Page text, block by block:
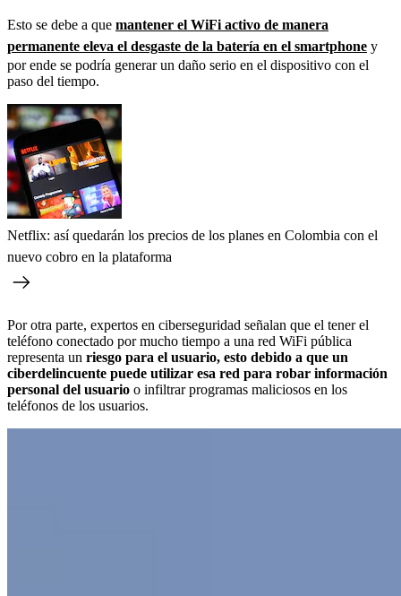
Esto se debe a que mantener el WiFi activo de manera
permanente eleva el desgaste de la batería en el smartphone y
por ende se podría generar un daño serio en el dispositivo con el
paso del tiempo.
Netflix: así quedarán los precios de los planes en Colombia con el
nuevo cobro en la plataforma
Por otra parte, expertos en ciberseguridad señalan que el tener el
teléfono conectado por mucho tiempo a una red WiFi pública
representa un riesgo para el usuario, esto debido a que un
ciberdelincuente puede utilizar esa red para robar información
personal del usuario o infiltrar programas maliciosos en los
teléfonos de los usuarios.